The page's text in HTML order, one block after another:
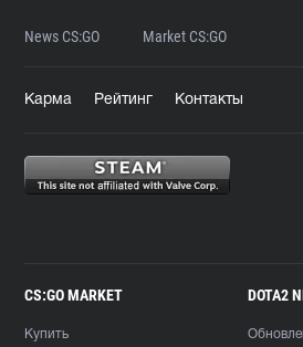
News CS:GO Market CS:GO
Карма Рейтинг Контакты
CS:GO MARKET
Купить
DOTA2